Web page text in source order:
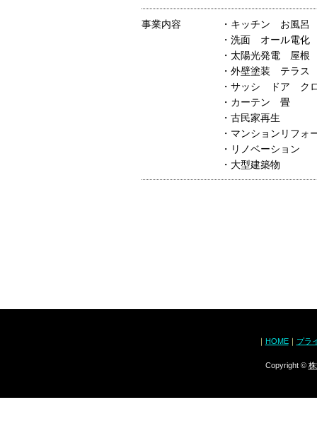
事業内容
・キッチン お風呂
・洗面 オール電化
・太陽光発電 屋
・外壁塗装 テラス
・サッシ ドア ク
・カーテン 畳
・古民家再生
・マンションリフォ
・リノベーション
・大型建築物
｜ HOME｜ プラ
Copyright ©